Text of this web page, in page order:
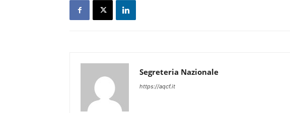
Segreteria Nazionale
https://aqcf.it